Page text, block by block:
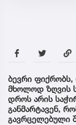
ბევრი ფიქრობს,
მხოლოდ ზღვის
დროს არის
განმარტავენ,
გავრცელებული